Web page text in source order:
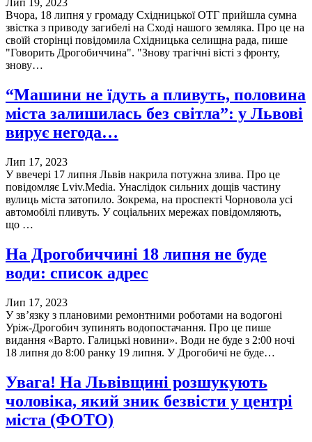
Лип 19, 2023
Вчора, 18 липня у громаду Східницької ОТГ прийшла сумна
звістка з приводу загибелі на Сході нашого земляка. Про це на
своїй сторінці повідомила Східницька селищна рада, пише
"Говорить Дрогобиччина". "Знову трагічні вісті з фронту,
знову…
“Машини не їдуть а пливуть, половина
міста залишилась без світла”: у Львові
вирує негода…
Лип 17, 2023
У ввечері 17 липня Львів накрила потужна злива. Про це
повідомляє Lviv.Media. Унаслідок сильних дощів частину
вулиць міста затопило. Зокрема, на проспекті Чорновола усі
автомобілі пливуть. У соціальних мережах повідомляють,
що …
На Дрогобиччині 18 липня не буде
води: список адрес
Лип 17, 2023
У зв’язку з плановими ремонтними роботами на водогоні
Уріж-Дрогобич зупинять водопостачання. Про це пише
видання «Варто. Галицькі новини». Води не буде з 2:00 ночі
18 липня до 8:00 ранку 19 липня. У Дрогобичі не буде…
Увага! На Львівщині розшукують
чоловіка, який зник безвісти у центрі
міста (ФОТО)